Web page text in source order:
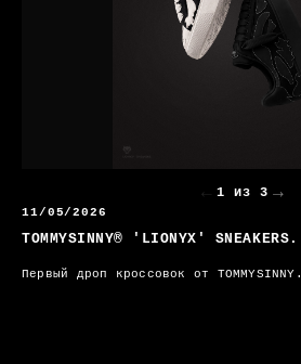
← 1 из 3 →
11/05/2026
TOMMYSINNY® 'LIONYX' SNEAKERS.
Первый дроп кроссовок от TOMMYSINNY.